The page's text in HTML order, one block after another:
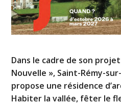
Dans le cadre de son
Nouvelle », Saint-Rémy-
propose une résidence
Habiter la vallée, fêter le